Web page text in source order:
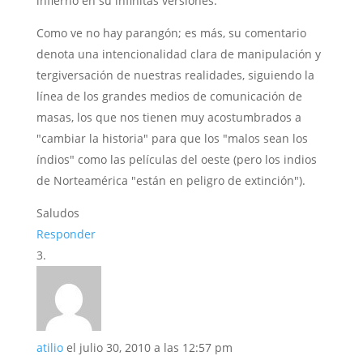
Como ve no hay parangón; es más, su comentario
denota una intencionalidad clara de manipulación y
tergiversación de nuestras realidades, siguiendo la
línea de los grandes medios de comunicación de
masas, los que nos tienen muy acostumbrados a
"cambiar la historia" para que los "malos sean los
índios" como las películas del oeste (pero los indios
de Norteamérica "están en peligro de extinción").
Saludos
Responder
atilio el julio 30, 2010 a las 12:57 pm